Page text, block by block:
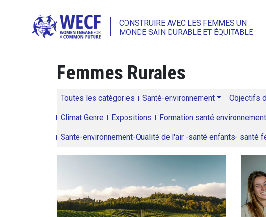
CONSTRUIRE AVEC LES FEMMES UN
MONDE SAIN DURABLE ET ÉQUITABLE
Femmes Rurales
Toutes les catégories Santé-environnement Objectifs
Climat Genre Expositions Formation santé
Santé-environnement-Qualité de l'air -santé enfants- santé